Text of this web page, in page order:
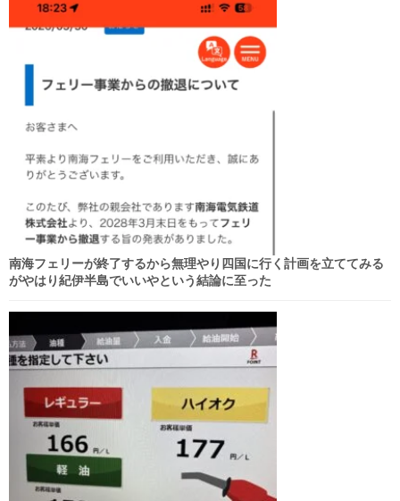
南海フェリーが終了するから無理やり四国に行く計画を立ててみる
がやはり紀伊半島でいいやという結論に至った